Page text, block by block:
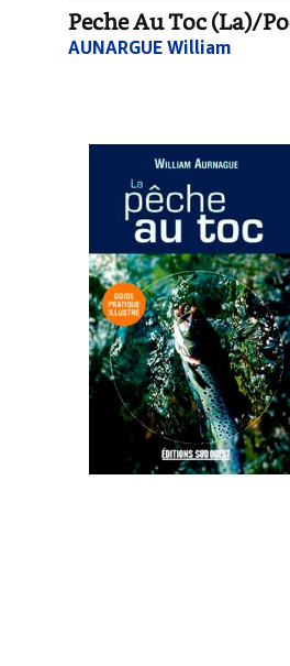
Peche Au Toc (La)/
AUNARGUE William